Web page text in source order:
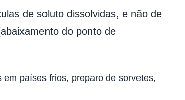
de soluto dissolvidas, e não de
do ponto de
países frios, preparo de sorvetes,